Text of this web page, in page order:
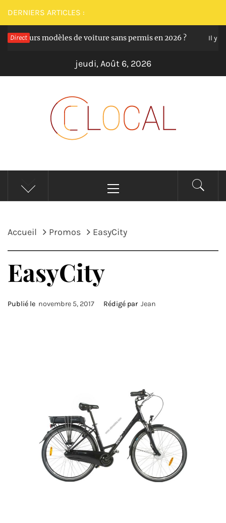
Passer
au
contenu
DERNIERS ARTICLES :
Direct modèles de voiture sans permis en 2026 ? Il y a
jeudi, Août 6, 2026
CLOCAL
De la proximité dans vos services
principal
Accueil Promos EasyCity
EasyCity
Publié le novembre 5, 2017 Rédigé par Jean